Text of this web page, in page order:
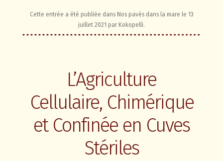
Cette entrée a été publiée dans Nos pavés dans la mare le 13
juillet 2021 par Kokopelli.
L’Agriculture
Cellulaire, Chimérique
et Confinée en Cuves
Stériles